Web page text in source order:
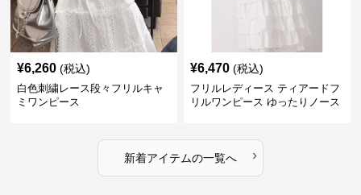
¥6,260 (税込)
白色刺繍レース段々フリルキャ
ミワンピース
¥6,470 (税込)
フリルレディース ティアードフ
リルワンピース ゆったりノース
新着アイテムの一覧へ ›